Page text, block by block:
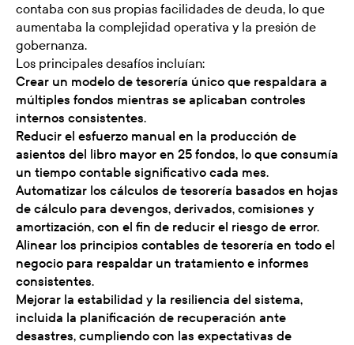
contaba con sus propias facilidades de deuda, lo que
aumentaba la complejidad operativa y la presión de
gobernanza.
Los principales desafíos incluían:
Crear un modelo de tesorería único que respaldara a
múltiples fondos mientras se aplicaban controles
internos consistentes.
Reducir el esfuerzo manual en la producción de
asientos del libro mayor en 25 fondos, lo que consumía
un tiempo contable significativo cada mes.
Automatizar los cálculos de tesorería basados en hojas
de cálculo para devengos, derivados, comisiones y
amortización, con el fin de reducir el riesgo de error.
Alinear los principios contables de tesorería en todo el
negocio para respaldar un tratamiento e informes
consistentes.
Mejorar la estabilidad y la resiliencia del sistema,
incluida la planificación de recuperación ante
desastres, cumpliendo con las expectativas de